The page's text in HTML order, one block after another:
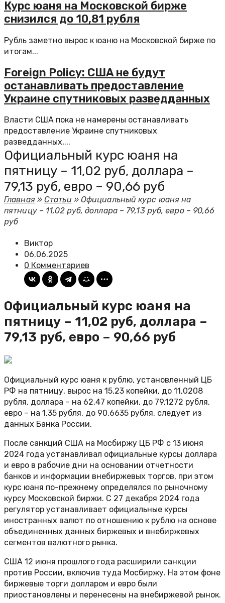
Курс юаня на Московской бирже
снизился до 10,81 рубля
Рубль заметно вырос к юаню на Московской бирже по
итогам...
Foreign Policy: США не будут
останавливать предоставление
Украине спутниковых разведданных
Власти США пока не намерены останавливать
предоставление Украине спутниковых
разведданных,...
Официальный курс юаня на
пятницу – 11,02 руб, доллара –
79,13 руб, евро – 90,66 руб
Главная»Статьи » Официальный курс юаня на
пятницу – 11,02 руб, доллара – 79,13 руб, евро – 90,66
руб
Виктор
06.06.2025
0 Комментариев
Официальный курс юаня на
пятницу – 11,02 руб, доллара –
79,13 руб, евро – 90,66 руб
Официальный курс юаня к рублю, установленный ЦБ
РФ на пятницу, вырос на 15,23 копейки, до 11,0208
рубля, доллара – на 62,47 копейки, до 79,1272 рубля,
евро – на 1,35 рубля, до 90,6635 рубля, следует из
данных Банка России.
После санкций США на Мосбиржу ЦБ РФ с 13 июня
2024 года устанавливал официальные курсы доллара
и евро в рабочие дни на основании отчетности
банков и информации внебиржевых торгов, при этом
курс юаня по-прежнему определялся по рыночному
курсу Московской биржи. С 27 декабря 2024 года
регулятор устанавливает официальные курсы
иностранных валют по отношению к рублю на основе
объединенных данных биржевых и внебиржевых
сегментов валютного рынка.
США 12 июня прошлого года расширили санкции
против России, включив туда Мосбиржу. На этом фоне
биржевые торги долларом и евро были
приостановлены и перенесены на внебиржевой рынок.